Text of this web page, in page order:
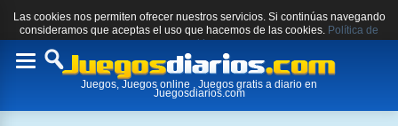
Las cookies nos permiten ofrecer nuestros servicios. Si continúas navegando
consideramos que aceptas el uso que hacemos de las cookies. Política de
cookies.
Toggle
Juegos, Juegos online , Juegos gratis a diario en
Juegosdiarios.com